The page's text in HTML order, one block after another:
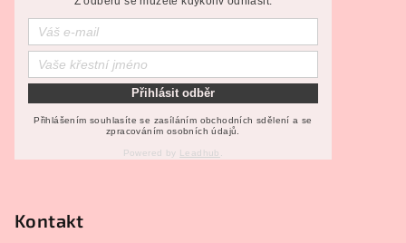
Přihlásit odběr
Přihlášením souhlasíte se zasíláním obchodních sdělení a se
zpracováním osobních údajů.
Powered by Leadhub
Kontakt